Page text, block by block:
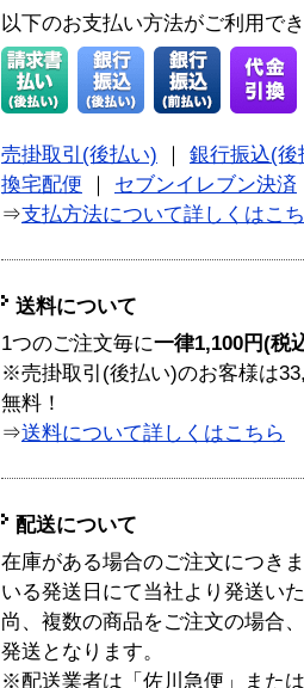
以下のお支払い方法がご利用で
売掛取引(後払い)
銀行振込(後
換宅配便
セブンイレブン決済
⇒支払方法について詳しくはこ
送料について
1つのご注文毎に一律1,100円(税
※売掛取引(後払い)のお客様は
無料！
⇒送料について詳しくはこちら
配送について
在庫がある場合のご注文につき
いる発送日にて当社より発送い
尚、複数の商品をご注文の場合
発送となります。
※配送業者は「佐川急便」また